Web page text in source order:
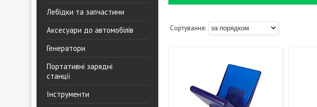
Лебідки та запчастини
Аксесуари до автомобілів
Генератори
Портативні зарядні
станції
Інструменти